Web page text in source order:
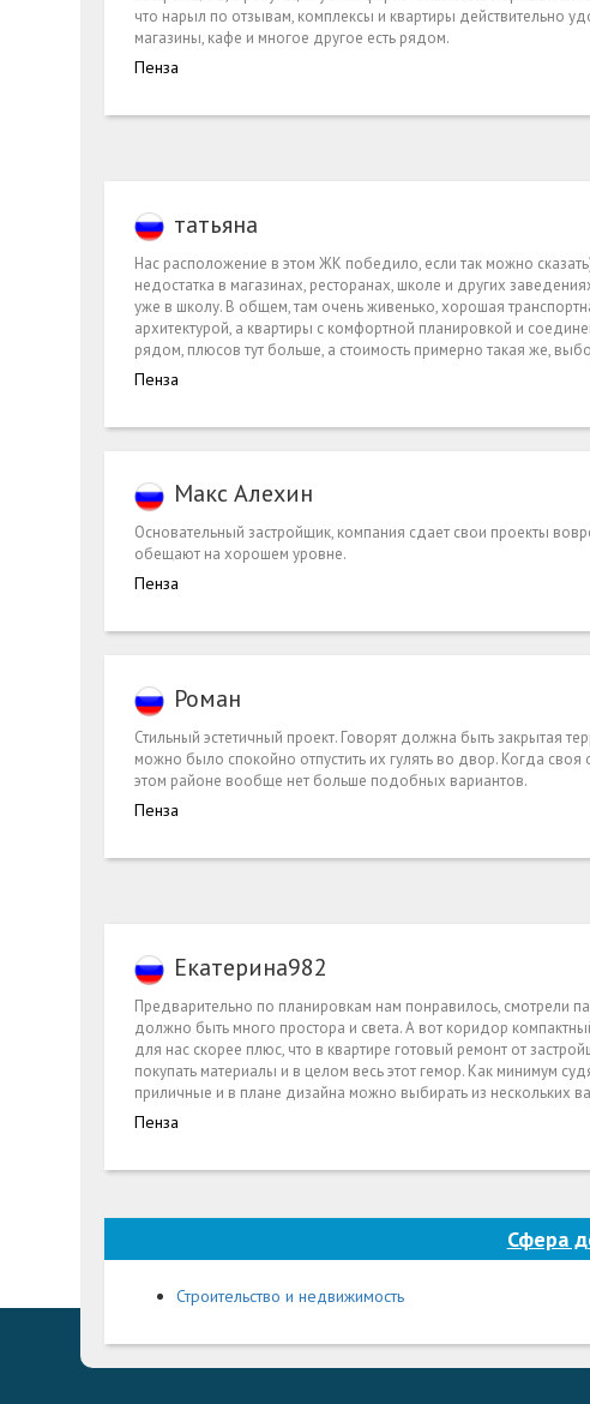
что нарыл по отзывам, комплексы и квартиры действительно
магазины, кафе и многое другое есть рядом.
Пенза
татьяна
Нас расположение в этом ЖК победило, если так можно
недостатка в магазинах, ресторанах, школе и других
уже в школу. В общем, там очень живенько, хорошая
архитектурой, а квартиры с комфортной планировкой и
рядом, плюсов тут больше, а стоимость примерно такая же,
Пенза
Макс Алехин
Основательный застройщик, компания сдает свои проекты
обещают на хорошем уровне.
Пенза
Роман
Стильный эстетичный проект. Говорят должна быть закрытая
можно было спокойно отпустить их гулять во двор. Когда
этом районе вообще нет больше подобных вариантов.
Пенза
Екатерина982
Предварительно по планировкам нам понравилось, смотрели
должно быть много простора и света. А вот коридор
для нас скорее плюс, что в квартире готовый ремонт от
покупать материалы и в целом весь этот гемор. Как минимум
приличные и в плане дизайна можно выбирать из нескольких
Пенза
Сфера
Строительство и недвижимость